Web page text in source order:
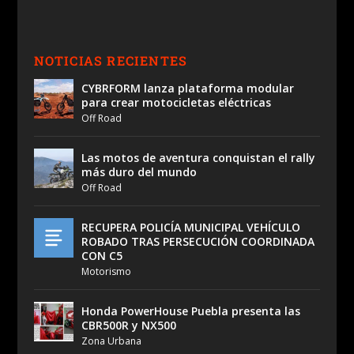
NOTICIAS RECIENTES
CYBRFORM lanza plataforma modular
para crear motocicletas eléctricas
Off Road
Las motos de aventura conquistan el rally
más duro del mundo
Off Road
RECUPERA POLICÍA MUNICIPAL VEHÍCULO
ROBADO TRAS PERSECUCIÓN COORDINADA
CON C5
Motorismo
Honda PowerHouse Puebla presenta las
CBR500R y NX500
Zona Urbana